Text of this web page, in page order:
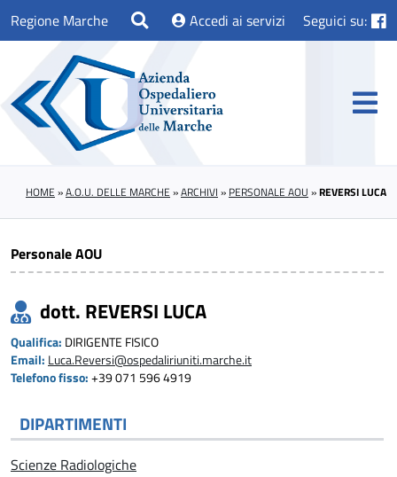
Regione Marche Accedi ai servizi Seguici su:
HOME »A.O.U. DELLE MARCHE »ARCHIVI » PERSONALE AOU »REVERSI LUCA
Personale AOU
dott. REVERSI LUCA
Qualifica: DIRIGENTE FISICO
Email: Luca.Reversi@ospedaliriuniti.marche.it
Telefono fisso: +39 071 596 4919
DIPARTIMENTI
Scienze Radiologiche